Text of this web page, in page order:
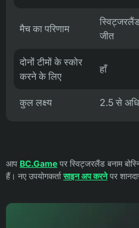
मैच का परिणाम
जीत
दोनों टीमों के स्कोर
करने के लिए
हाँ
कुल लक्ष्य 2.5 से
आप BC.Game पर स्विट्जरलैंड बनाम
हैं। नए उपयोगकर्तासाइन अप करनेपर